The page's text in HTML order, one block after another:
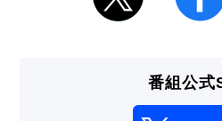
番組公式